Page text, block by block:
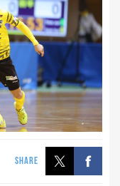
SHARE